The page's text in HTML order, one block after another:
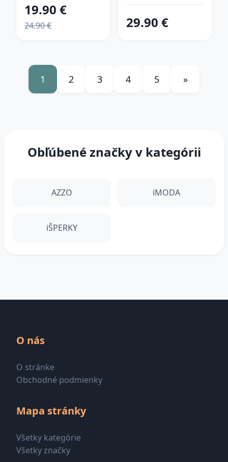
19.90 €
24.90 € 29.90 €
1 2 3 4 5 »
Obľúbené značky v kategórii
AZZO iMODA
iŠPERKY
O nás
O stránke
Obchodné podmienky
Mapa stránky
Všetky kategórie
Všetky značky